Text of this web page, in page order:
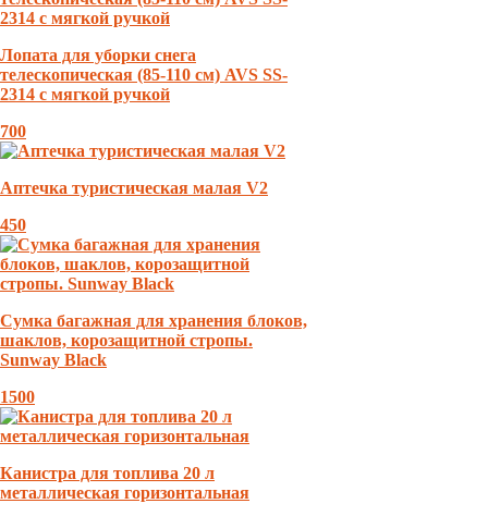
Лопата для уборки снега
телескопическая (85-110 см) AVS SS-
2314 с мягкой ручкой
700
Аптечка туристическая малая V2
450
Сумка багажная для хранения блоков,
шаклов, корозащитной стропы.
Sunway Black
1500
Канистра для топлива 20 л
металлическая горизонтальная